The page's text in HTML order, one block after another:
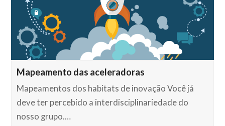
Mapeamento das aceleradoras
Mapeamentos dos habitats de inovação Você já
deve ter percebido a interdisciplinariedade do
nosso grupo.…